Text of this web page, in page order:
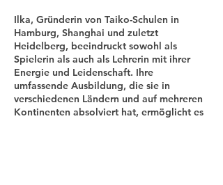
Ilka, Gründerin von Taiko-Schulen in
Hamburg, Shanghai und zuletzt
Heidelberg, beeindruckt sowohl als
Spielerin als auch als Lehrerin mit ihrer
Energie und Leidenschaft. Ihre
umfassende Ausbildung, die sie in
verschiedenen Ländern und auf mehreren
Kontinenten absolviert hat, ermöglicht es